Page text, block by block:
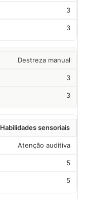
3
3
Destreza manual
3
3
Habilidades sensoriais
Atenção auditiva
5
5